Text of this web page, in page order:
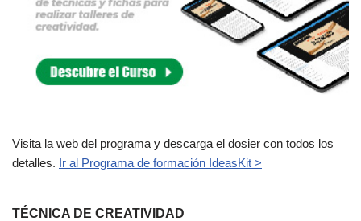
Visita la web del programa y descarga el dosier con todos los
detalles. Ir al Programa de formación IdeasKit >
TÉCNICA DE CREATIVIDAD